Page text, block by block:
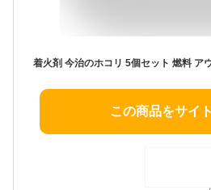
この商品をサイ